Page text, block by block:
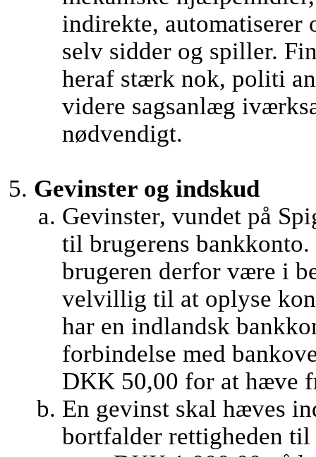
indirekte, automatiserer
selv sidder og spiller.
heraf stærk nok, politi
videre sagsanlæg
nødvendigt.
Gevinster og indskud
Gevinster, vundet på
til brugerens
brugeren derfor være i
velvillig til at oplyse
har en indlandsk
forbindelse med
DKK 50,00 for at hæve
En gevinst skal hæves
bortfalder rettigheden til